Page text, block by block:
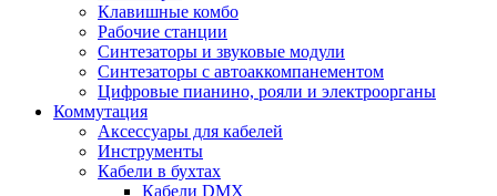
Клавишные комбо
Рабочие станции
Синтезаторы и звуковые модули
Синтезаторы с автоаккомпанементом
Цифровые пианино, рояли и электроорганы
Коммутация
Аксессуары для кабелей
Инструменты
Кабели в бухтах
Кабели DMX